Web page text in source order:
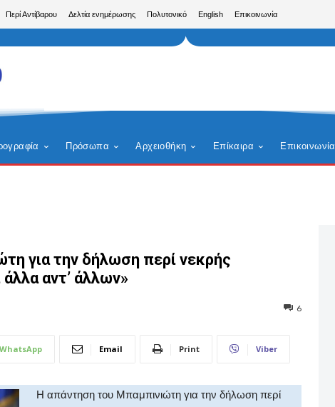
Περί Αντίβαρου Δελτία ενημέρωσης Πολυτονικό English Επικοινωνία
Πρόσωπα Αρχειοθήκη Επίκαιρα Επικοινωνία
για την δήλωση περί νεκρής
αντ’ άλλων»
6
WhatsApp Email Print Viber
Η απάντηση του Μπαμπινιώτη για την δήλωση περί